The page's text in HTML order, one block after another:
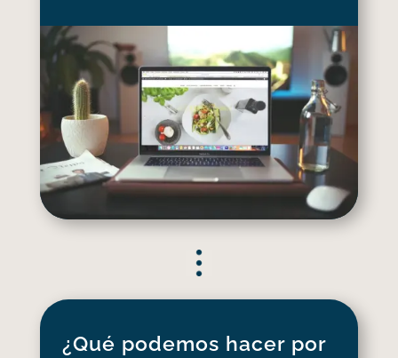
¿Qué podemos hacer por